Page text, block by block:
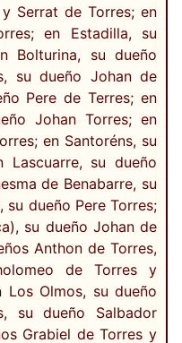
Serrat de Torres; en
en Estadilla, su
Bolturina, su dueño
su dueño Johan de
Pere de Terres; en
Johan Torres; en
en Santoréns, su
Lascuarre, su dueño
de Benabarre, su
su dueño Pere Torres;
su dueño Johan de
Anthon de Torres,
de Torres y
Los Olmos, su dueño
su dueño Salbador
Grabiel de Torres y